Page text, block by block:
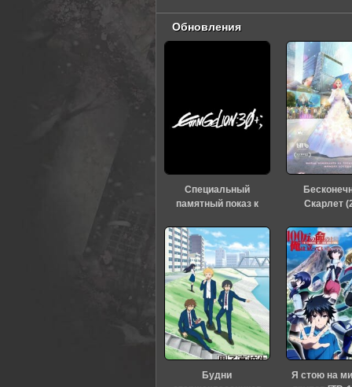
Обновления
Специальный
памятный показ к
«Евангелиона» (2026)
Скарлет
Будни
Я стою на